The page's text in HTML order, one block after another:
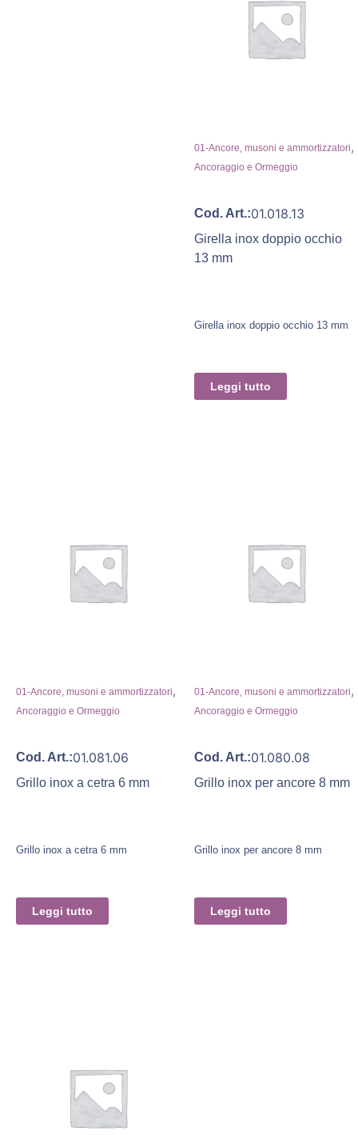
01-Ancore, musoni e ammortizzatori,
Ancoraggio e Ormeggio
Cod. Art.:01.018.13
Girella inox doppio occhio
13 mm
Girella inox doppio occhio 13 mm
Leggi tutto
01-Ancore, musoni e ammortizzatori,
Ancoraggio e Ormeggio
Cod. Art.:01.081.06
Grillo inox a cetra 6 mm
Grillo inox a cetra 6 mm
Leggi tutto
01-Ancore, musoni e ammortizzatori,
Ancoraggio e Ormeggio
Cod. Art.:01.080.08
Grillo inox per ancore 8 mm
Grillo inox per ancore 8 mm
Leggi tutto